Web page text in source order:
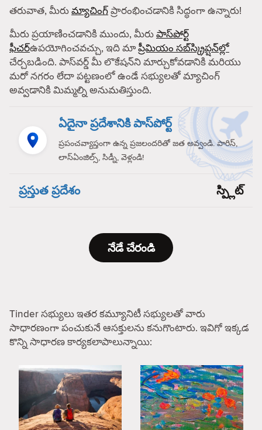
తరువాత, మీరుమ్యాచింగ్ప్రారంభించడానికి సిద్ధంగా ఉన్నారు!
మీరు ప్రయాణించడానికి ముందు, మీరుపాస్‌పోర్ట్
ఫీచర్ఉపయోగించవచ్చు, ఇది మాప్రీమియం సబ్‌స్క్రిప్షన్‌ల్లో
చేర్చబడింది. పాస్‌వర్డ్ మీ లొకేషన్‌ని మార్చుకోవడానికి మరియు
మరో నగరం లేదా పట్టణంలో ఉండే సభ్యులతో మ్యాచింగ్
అవ్వడానికి మిమ్మల్ని అనుమతిస్తుంది.
ఏదైనా ప్రదేశానికి పాస్‌పోర్ట్
ప్రపంచవ్యాప్తంగా ఉన్న ప్రజలందరితో జత అవ్వండి. పారిస్,
లాస్‌ఏంజిల్స్, సిడ్నీ, వెళ్లండి!
ప్రస్తుత ప్రదేశం స్ప్లిట్
నేడే చేరండి
Tinder సభ్యులు ఇతర కమ్యూనిటీ సభ్యులతో వారు
సాధారణంగా పంచుకునే ఆసక్తులను కనుగొంటారు. ఇవిగో ఇక్కడ
కొన్ని సాధారణ కార్యకలాపాలున్నాయి: